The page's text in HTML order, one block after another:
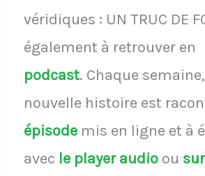
véridiques : UN TRUC DE
également à retrouver en
podcast. Chaque
nouvelle histoire est
épisodemis en ligne et à
avec le player audio ou